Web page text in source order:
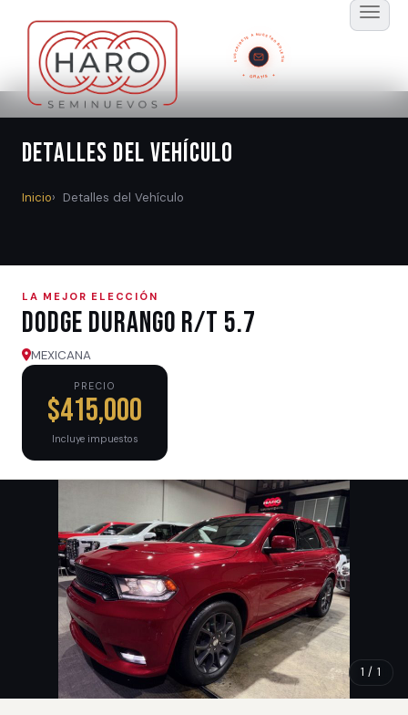
SUSCRÍBETE A NUESTRO BOLETÍN
GRATIS
Detalles del Vehículo
Inicio Detalles del Vehículo
LA MEJOR ELECCIÓN
Dodge DURANGO R/T 5.7
MEXICANA
PRECIO
$415,000
Incluye impuestos
1 / 1